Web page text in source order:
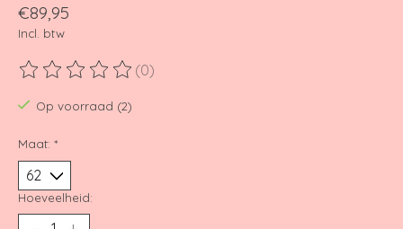
€89,95
Incl. btw
De beoordeling van dit product is
(0)
Op voorraad (2)
Maat: *
Hoeveelheid: